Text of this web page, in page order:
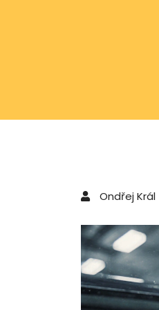
Ondřej Král